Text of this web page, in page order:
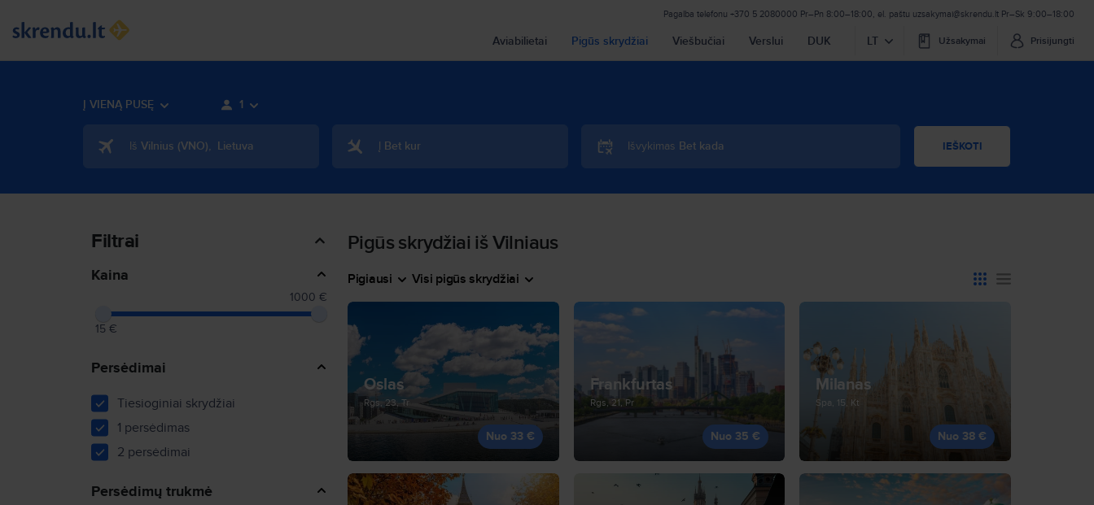
Pagalba telefonu +370 5 2080000 Pr–Pn 8:00–18:00, el. paštu uzsakymai@skrendu.lt Pr–Sk 9:00–18:00
Aviabilietai Pigūs skrydžiai Viešbučiai Verslui DUK LT Užsakymai Prisijungti
Į VIENĄ PUSĘ 1
Iš Vilnius (VNO), Lietuva Į Bet kur Išvykimas Bet kada IEŠKOTI
Filtrai
Kaina
15 €
1000 €
Persėdimai
Tiesioginiai skrydžiai
1 persėdimas
2 persėdimai
Persėdimų trukmė
Pigūs skrydžiai iš Vilniaus
Pigiausi Visi pigūs skrydžiai
Oslas
Rgs, 23, Tr
Nuo 33 €
Frankfurtas
Rgs, 21, Pr
Nuo 35 €
Milanas
Spa, 15, Kt
Nuo 38 €